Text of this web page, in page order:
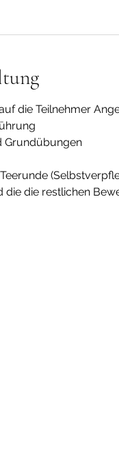
die Teilnehmer
Grundübungen
die die restlichen